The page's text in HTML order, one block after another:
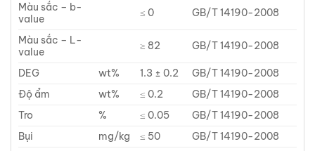
Màu sắc – b-
value
≤ 0 GB/T 14190-2008
Màu sắc – L-
value
≥ 82 GB/T 14190-2008
DEG wt% 1.3 ± 0.2
GB/T 14190-2008
Độ ẩm
wt% ≤ 0.2
GB/T 14190-2008
Tro
% ≤ 0.05
GB/T 14190-2008
Bụi
mg/kg ≤ 50 GB/T 14190-2008